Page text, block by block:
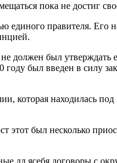
пока не достиг
единого правителя.
должен был утверждать
был введен в силу
которая находилась
этот был несколько